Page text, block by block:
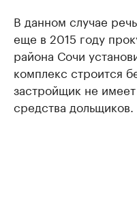
В данном случае
еще в 2015 году
района Сочи
комплекс строится
застройщик не
средства дольщиков.